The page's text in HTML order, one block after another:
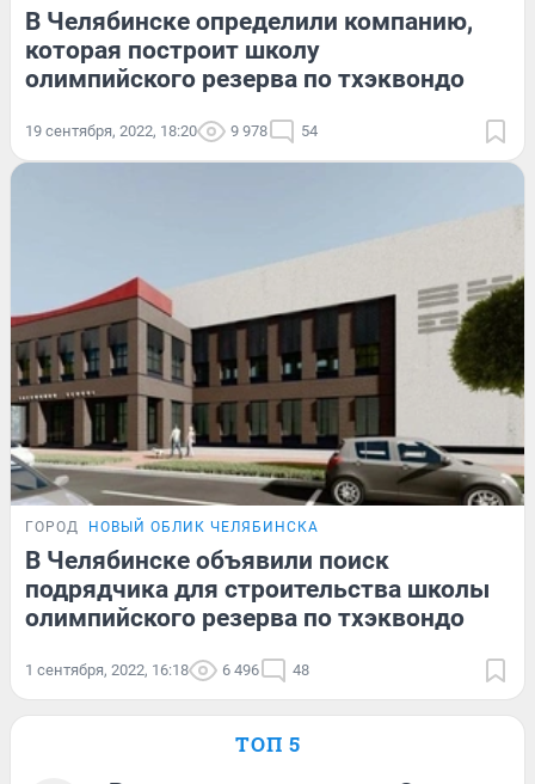
В Челябинске определили компанию,
которая построит школу
олимпийского резерва по тхэквондо
19 сентября, 2022, 18:20 9 978 54
ГОРОД НОВЫЙ ОБЛИК ЧЕЛЯБИНСКА
В Челябинске объявили поиск
подрядчика для строительства школы
олимпийского резерва по тхэквондо
1 сентября, 2022, 16:18 6 496 48
ТОП 5